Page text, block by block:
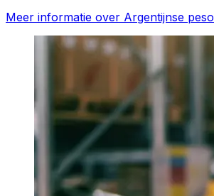
Meer informatie over Argentijnse peso